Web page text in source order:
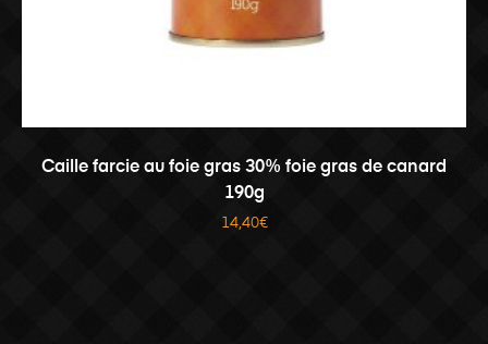
AJOUTER AU PANIER
Caille farcie au foie gras 30% foie gras de canard
190g
14,40€